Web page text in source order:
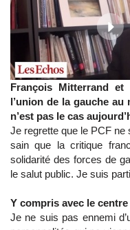
François Mitterrand
l’union de la gauche
n’est pas le cas
Je regrette que le PCF ne
sain que la critique
solidarité des forces de
le salut public. Je suis
Y compris avec le centre
Je ne suis pas ennemi